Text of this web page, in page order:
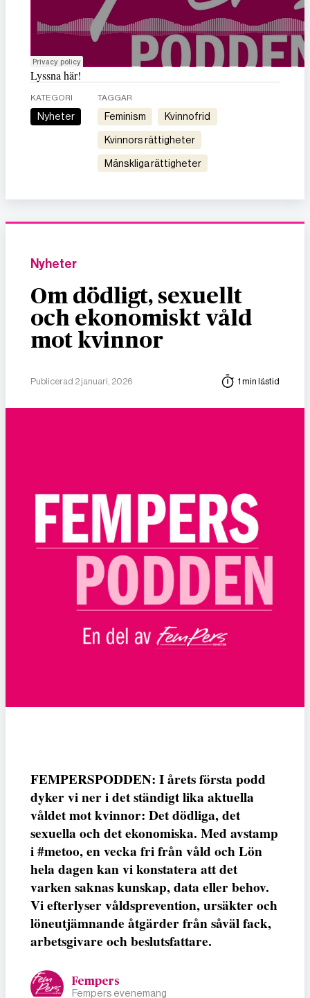
Lyssna här!
KATEGORI
Nyheter
TAGGAR
feminism kvinnofrid
kvinnors rättigheter
mänskliga rättigheter
Nyheter
Om dödligt, sexuellt
och ekonomiskt våld
mot kvinnor
Publicerad 2 januari, 2026 1 min lästid
FEMPERSPODDEN: I årets första podd
dyker vi ner i det ständigt lika aktuella
våldet mot kvinnor: Det dödliga, det
sexuella och det ekonomiska. Med avstamp
i #metoo, en vecka fri från våld och Lön
hela dagen kan vi konstatera att det
varken saknas kunskap, data eller behov.
Vi efterlyser våldsprevention, ursäkter och
löneutjämnande åtgärder från såväl fack,
arbetsgivare och beslutsfattare.
Fempers
Fempers evenemang